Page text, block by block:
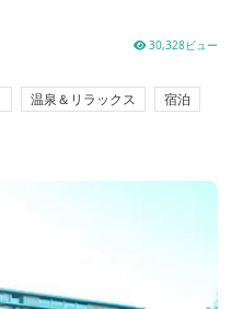
30,328ビュー
温泉＆リラックス
宿泊